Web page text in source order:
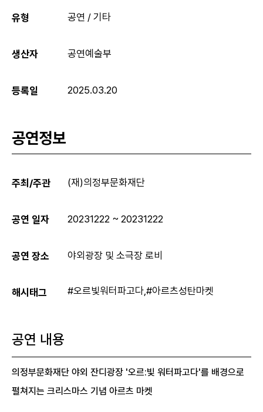
유형 공연 / 기타
생산자 공연예술부
등록일 2025.03.20
공연정보
주최/주관 (재)의정부문화재단
공연 일자 20231222 ~ 20231222
공연 장소 야외광장 및 소극장 로비
해시태그
공연 내용
의정부문화재단 야외 잔디광장 '오르:빛 워터파고다'를 배경으로
펼쳐지는 크리스마스 기념 아르츠 마켓